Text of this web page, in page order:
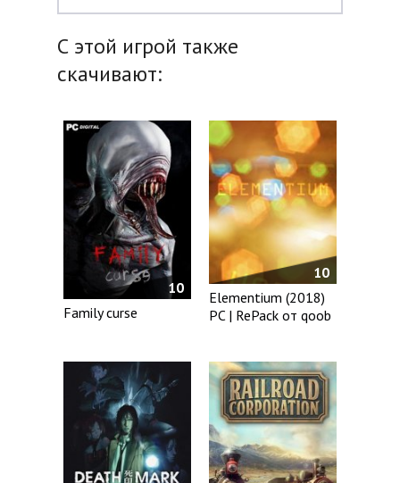
С этой игрой также
скачивают:
10
Family curse
10
Elementium (2018)
PC | RePack от qoob